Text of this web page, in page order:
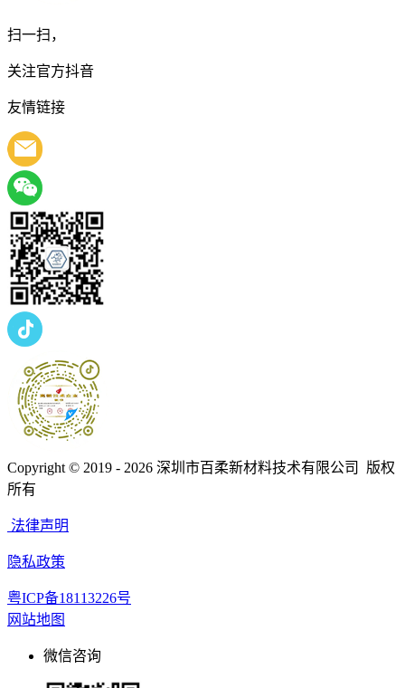
扫一扫，
关注官方抖音
友情链接
Copyright © 2019 - 2026 深圳市百柔新材料技术有限公司 版权
所有
法律声明
隐私政策
粤ICP备18113226号
网站地图
微信咨询